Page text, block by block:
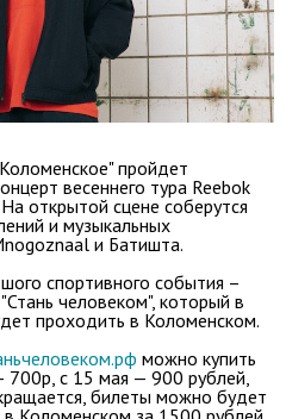
пройдет
весеннего тура Reebok
На открытой сцене соберутся
и музыкальных
и Батишта.
спортивного события –
человеком", который в
проходить в Коломенском.
можно купить
700р, с 15 мая — 900 рублей,
билеты можно будет